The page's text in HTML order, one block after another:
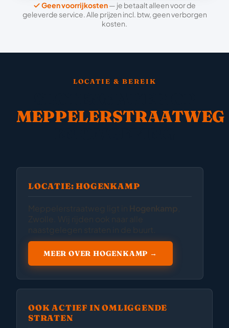
Geen voorrijkosten— je betaalt alleen voor de
geleverde service. Alle prijzen incl. btw, geen verborgen
kosten.
LOCATIE & BEREIK
MEPPELERSTRAATWEG
LOCATIE: HOGENKAMP
Meppelerstraatweg ligt in Hogenkamp
Zwolle. Wij rijden ook naar alle
naastgelegen straten in de buurt.
MEER OVER HOGENKAMP →
OOK ACTIEF IN OMLIGGENDE
STRATEN